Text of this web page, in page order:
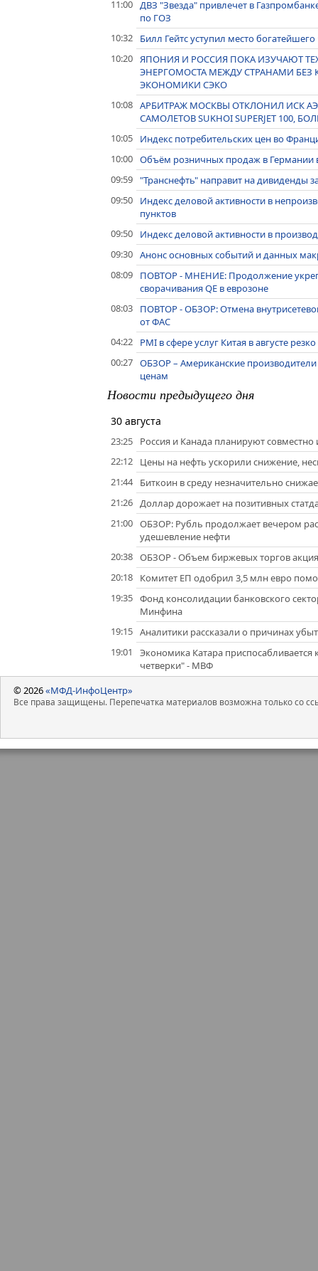
11:00 ДВЗ "Звезда" привлечет в
по ГОЗ
10:32
Билл Гейтс уступил место
10:20 ЯПОНИЯ И РОССИЯ ПОКА ИЗУЧАЮТ
ЭНЕРГОМОСТА МЕЖДУ СТРАНАМИ БЕЗ
ЭКОНОМИКИ СЭКО
10:08 АРБИТРАЖ МОСКВЫ ОТКЛОНИЛ ИСК
САМОЛЕТОВ SUKHOI SUPERJET 100,
10:05
Индекс потребительских цен во
10:00 Объём розничных продаж в Германии
09:59 "Транснефть" направит на дивиденды
09:50
Индекс деловой активности в
пунктов
09:50
Индекс деловой активности в
09:30 Анонс основных событий и данных
08:09
ПОВТОР - МНЕНИЕ: Продолжение
сворачивания QE в еврозоне
08:03
ПОВТОР - ОБЗОР: Отмена
от ФАС
04:22
PMI в сфере услуг Китая в августе
00:27 ОБЗОР – Американские
ценам
Новости предыдущего дня
30 августа
23:25
Россия и Канада планируют
22:12
Цены на нефть ускорили снижение,
21:44
Биткоин в среду незначительно
21:26 Доллар дорожает на позитивных
21:00 ОБЗОР: Рубль продолжает вечером
удешевление нефти
20:38 ОБЗОР - Объем биржевых торгов
20:18
Комитет ЕП одобрил 3,5 млн евро
19:35 Фонд консолидации банковского
Минфина
19:15 Аналитики рассказали о причинах
19:01
Экономика Катара
четверки" - МВФ
© 2026«МФД-ИнфоЦентр»
Все права защищены. Перепечатка материалов возможна только со